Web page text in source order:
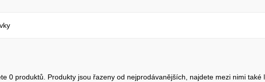
0 produktů. Produkty jsou řazeny od nejprodávanějších, najdete mezi nimi